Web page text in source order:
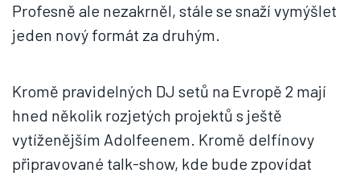
Profesně ale nezakrněl, stále se snaží vymýšlet
jeden nový formát za druhým.
Kromě pravidelných DJ setů na Evropě 2 mají
hned několik rozjetých projektů s ještě
vytíženějším Adolfeenem. Kromě delfínovy
připravované talk-show, kde bude zpovídat